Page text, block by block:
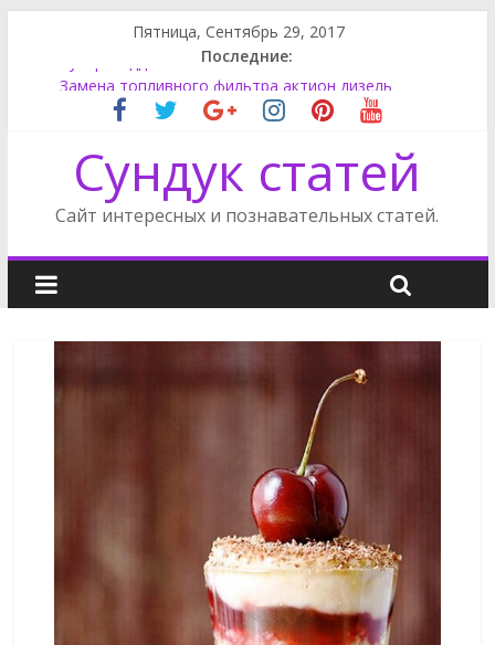
Пятница, Сентябрь 29, 2017
Последние:
Супер моддинг пк в стимпанк стиле
Замена топливного фильтра актион дизель
Как поменять лампу ближнего света на Фокусе 3
Как снять обшивку двери на Фриландер 2
Сузуки SX4 задний фонарь
Сундук статей
Сайт интересных и познавательных статей.